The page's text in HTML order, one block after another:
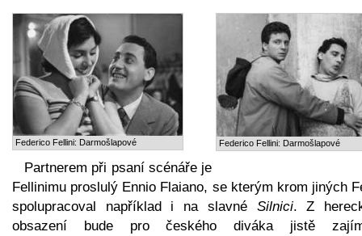
Federico Fellini: Darmošlapové Federico Fellini: Darmošlapové
Partnerem při psaní scénáře je
Fellinimu proslulý Ennio Flaiano, se kterým krom jiných
spolupracoval například i na slavné Silnici. Z
obsazení bude pro českého diváka jistě